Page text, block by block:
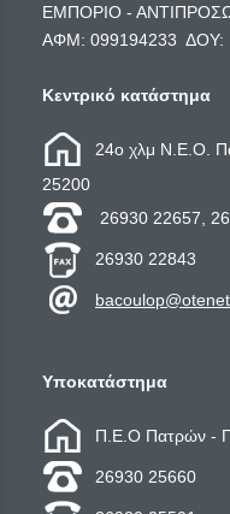
ΕΜΠΟΡΙΟ -
ΑΦΜ: 099194233 ΔΟΥ:
Κεντρικό κατάστημα
24ο χλμ Ν.Ε.Ο.
25200
26930 22657,
26930 22843
Υποκατάστημα
Π.Ε.Ο Πατρών -
26930 25660